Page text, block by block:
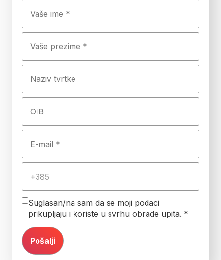
Suglasan/na sam da se moji podaci
prikupljaju i koriste u svrhu obrade upita. *